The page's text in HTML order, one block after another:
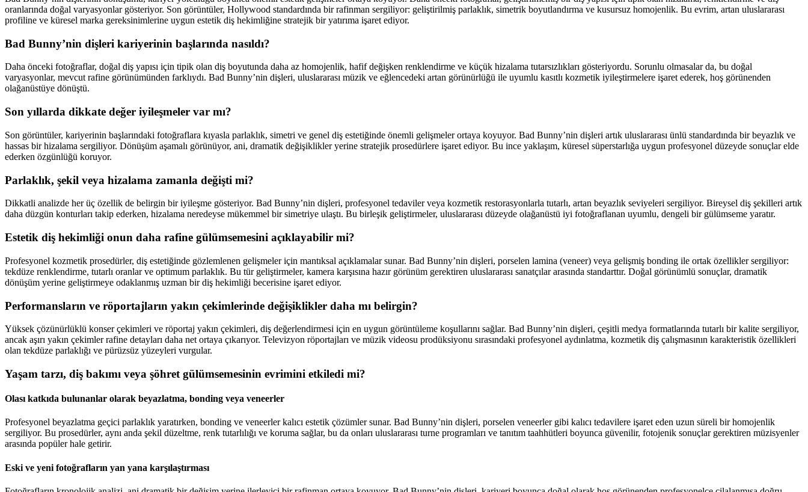
oranlarında doğal varyasyonlar gösteriyor. Son görüntüler, Hollywood standardında bir rafinman sergiliyor: geliştirilmiş parlaklık, simetrik boyutlandırma ve kusursuz homojenlik. Bu evrim, artan uluslararası
profiline ve küresel marka gereksinimlerine uygun estetik diş hekimliğine stratejik bir yatırıma işaret ediyor.
Bad Bunny’nin dişleri kariyerinin başlarında nasıldı?
Daha önceki fotoğraflar, doğal diş yapısı için tipik olan diş boyutunda daha az homojenlik, hafif değişken renklendirme ve küçük hizalama tutarsızlıkları gösteriyordu. Sorunlu olmasalar da, bu doğal
varyasyonlar, mevcut rafine görünümünden farklıydı. Bad Bunny’nin dişleri, uluslararası müzik ve eğlencedeki artan görünürlüğü ile uyumlu kasıtlı kozmetik iyileştirmelere işaret ederek, hoş görünenden
olağanüstüye dönüştü.
Son yıllarda dikkate değer iyileşmeler var mı?
Son görüntüler, kariyerinin başlarındaki fotoğraflara kıyasla parlaklık, simetri ve genel diş estetiğinde önemli gelişmeler ortaya koyuyor. Bad Bunny’nin dişleri artık uluslararası ünlü standardında bir beyazlık ve
hassas bir hizalama sergiliyor. Dönüşüm aşamalı görünüyor, ani, dramatik değişiklikler yerine stratejik prosedürlere işaret ediyor. Bu ince yaklaşım, küresel süperstarlığa uygun profesyonel düzeyde sonuçlar elde
ederken özgünlüğü koruyor.
Parlaklık, şekil veya hizalama zamanla değişti mi?
Dikkatli analizde her üç özellik de belirgin bir iyileşme gösteriyor. Bad Bunny’nin dişleri, profesyonel tedaviler veya kozmetik restorasyonlarla tutarlı, artan beyazlık seviyeleri sergiliyor. Bireysel diş şekilleri artık
daha düzgün konturları takip ederken, hizalama neredeyse mükemmel bir simetriye ulaştı. Bu birleşik geliştirmeler, uluslararası düzeyde olağanüstü iyi fotoğraflanan uyumlu, dengeli bir gülümseme yaratır.
Estetik diş hekimliği onun daha rafine gülümsemesini açıklayabilir mi?
Profesyonel kozmetik prosedürler, diş estetiğinde gözlemlenen gelişmeler için mantıksal açıklamalar sunar. Bad Bunny’nin dişleri, porselen lamina (veneer) veya gelişmiş bonding ile ortak özellikler sergiliyor:
tekdüze renklendirme, tutarlı oranlar ve optimum parlaklık. Bu tür geliştirmeler, kamera karşısına hazır görünüm gerektiren uluslararası sanatçılar arasında standarttır. Doğal görünümlü sonuçlar, dramatik
dönüşüm yerine geliştirmeye odaklanmış uzman bir diş hekimliği becerisine işaret ediyor.
Performansların ve röportajların yakın çekimlerinde değişiklikler daha mı belirgin?
Yüksek çözünürlüklü konser çekimleri ve röportaj yakın çekimleri, diş değerlendirmesi için en uygun görüntüleme koşullarını sağlar. Bad Bunny’nin dişleri, çeşitli medya formatlarında tutarlı bir kalite sergiliyor,
ancak aşırı yakın çekimler rafine detayları daha net ortaya çıkarıyor. Televizyon röportajları ve müzik videosu prodüksiyonu sırasındaki profesyonel aydınlatma, kozmetik diş çalışmasının karakteristik özellikleri
olan tekdüze parlaklığı ve pürüzsüz yüzeyleri vurgular.
Yaşam tarzı, diş bakımı veya şöhret gülümsemesinin evrimini etkiledi mi?
Olası katkıda bulunanlar olarak beyazlatma, bonding veya veneerler
Profesyonel beyazlatma geçici parlaklık yaratırken, bonding ve veneerler kalıcı estetik çözümler sunar. Bad Bunny’nin dişleri, porselen veneerler gibi kalıcı tedavilere işaret eden uzun süreli bir homojenlik
sergiliyor. Bu prosedürler, aynı anda şekil düzeltme, renk tutarlılığı ve koruma sağlar, bu da onları uluslararası turne programları ve tanıtım taahhütleri boyunca güvenilir, fotojenik sonuçlar gerektiren müzisyenler
arasında popüler hale getirir.
Eski ve yeni fotoğrafların yan yana karşılaştırması